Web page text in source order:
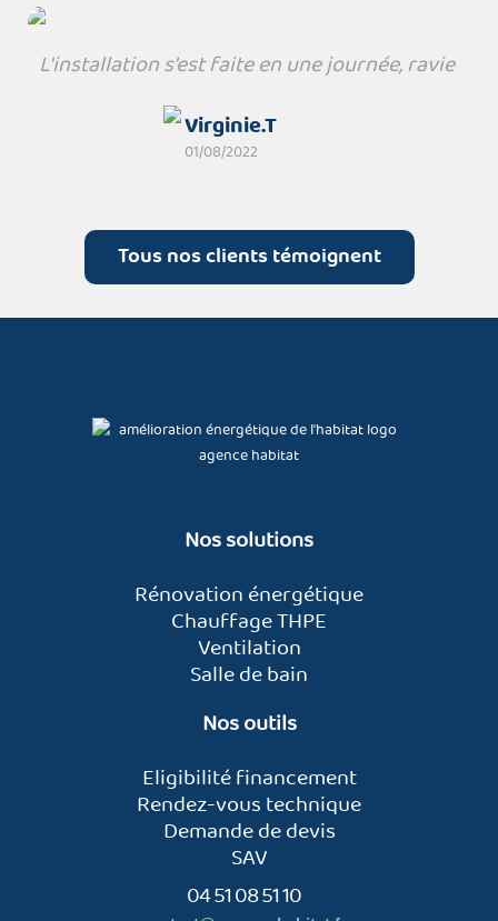
L'installation s'est faite en une journée, ravie
Virginie.T
01/08/2022
Tous nos clients témoignent
Nos solutions
Rénovation énergétique
Chauffage THPE
Ventilation
Salle de bain
Nos outils
Eligibilité financement
Rendez-vous technique
Demande de devis
SAV
04 51 08 51 10